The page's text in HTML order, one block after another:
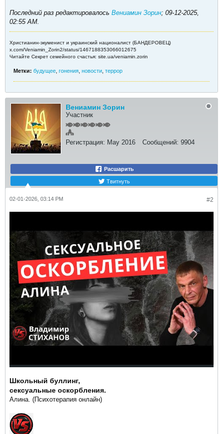
Последний раз редактировалось Вениамин Зорин; 09-12-2025,
02:55 AM
Христианин-экуменист и украинский националист (БАНДЕРОВЕЦ)
x.com/Veniamin_Zorin2/status/1467188353066012675
Читайте Секрет семейного счастья: site.ua/veniamin.zorin
Метки: будущее гонения новости террор
Вениамин Зорин
Участник
Регистрация: May 2016 Сообщений: 9904
Расшарить
Твитнуть
#2
02-01-2026, 03:14 PM
Школьный буллинг,
сексуальные оскорбления.
Алина. (Психотерапия онлайн)